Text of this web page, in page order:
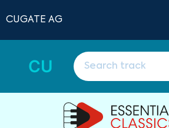
CUGATE AG
CU